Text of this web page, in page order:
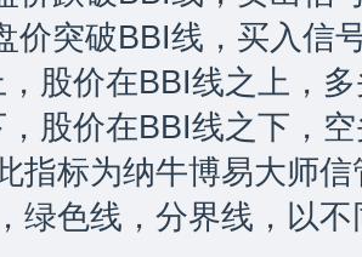
价突破BBI线，买入信
股价在BBI线之上，
股价在BBI线之下，
指标为纳牛博易大师
绿色线，分界线，以